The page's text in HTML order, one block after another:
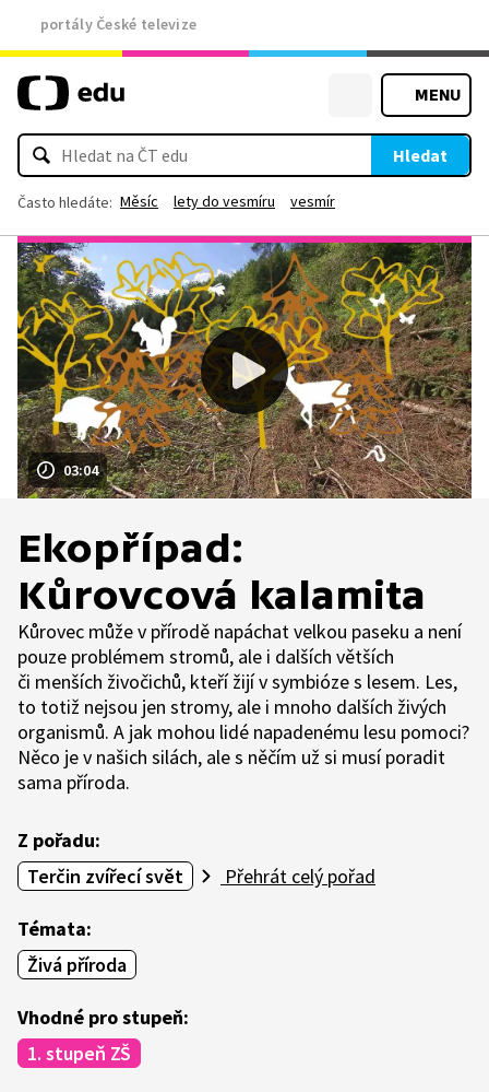
portály České televize
MENU
Hledat
Často hledáte: Měsíc lety do vesmíru vesmír
03:04
Ekopřípad:
Kůrovcová kalamita
Kůrovec může v přírodě napáchat velkou paseku a není
pouze problémem stromů, ale i dalších větších
či menších živočichů, kteří žijí v symbióze s lesem. Les,
to totiž nejsou jen stromy, ale i mnoho dalších živých
organismů. A jak mohou lidé napadenému lesu pomoci?
Něco je v našich silách, ale s něčím už si musí poradit
sama příroda.
Z pořadu:
Terčin zvířecí svět
Přehrát celý pořad
Témata:
Živá příroda
Vhodné pro stupeň:
1. stupeň ZŠ